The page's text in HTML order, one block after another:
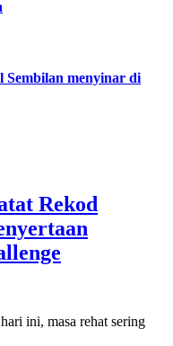
menyinar di
Rekod
ini, masa rehat sering